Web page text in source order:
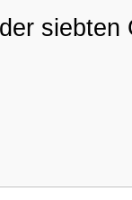
siebten